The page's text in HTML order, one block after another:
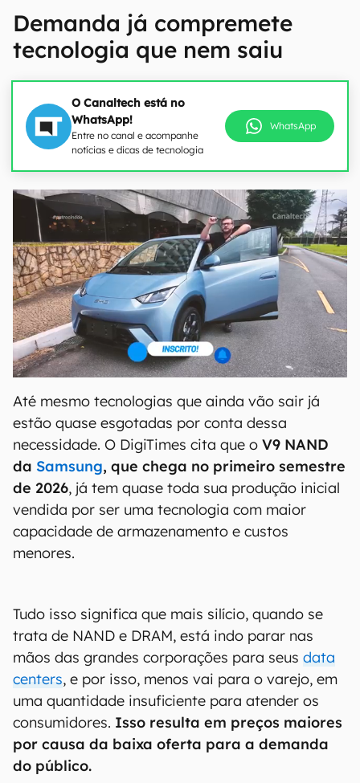
Demanda já compremete
tecnologia que nem saiu
O Canaltech está no
WhatsApp!
Entre no canal e acompanhe
notícias e dicas de tecnologia
WhatsApp
Até mesmo tecnologias que ainda vão sair já
estão quase esgotadas por conta dessa
necessidade. O DigiTimes cita que o V9 NAND
da Samsung, que chega no primeiro semestre
de 2026, já tem quase toda sua produção inicial
vendida por ser uma tecnologia com maior
capacidade de armazenamento e custos
menores.
Tudo isso significa que mais silício, quando se
trata de NAND e DRAM, está indo parar nas
mãos das grandes corporações para seus data
centers, e por isso, menos vai para o varejo, em
uma quantidade insuficiente para atender os
consumidores. Isso resulta em preços maiores
por causa da baixa oferta para a demanda
do público.